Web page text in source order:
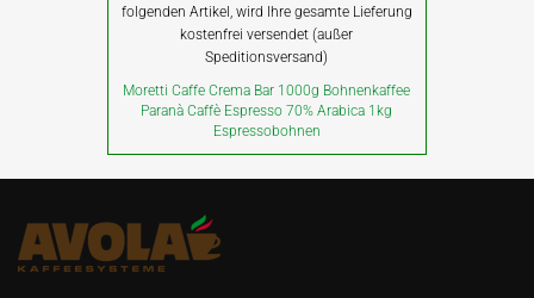
folgenden Artikel, wird Ihre gesamte Lieferung
kostenfrei versendet (außer
Speditionsversand)
Moretti Caffe Crema Bar 1000g Bohnenkaffee
Paranà Caffè Espresso 70% Arabica 1kg
Espressobohnen